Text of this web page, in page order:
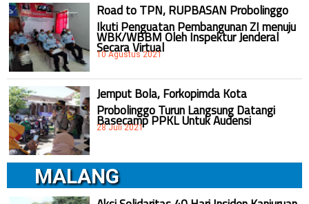
Road to TPN, RUPBASAN Probolinggo
Ikuti Penguatan Pembangunan ZI menuju
WBK/WBBM Oleh Inspektur Jenderal
Secara Virtual
10 Agustus 2021
Jemput Bola, Forkopimda Kota
Probolinggo Turun Langsung Datangi
Basecamp PPKL Untuk Audensi
28 Juli 2021
MALANG